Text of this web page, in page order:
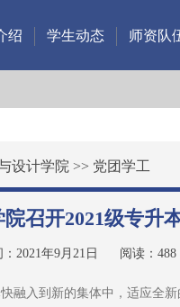
绍 学生动态 师资队
设计学院 >> 党团学工
召开2021级专升
2021年9月21日 阅读： 488
融入到新的集体中，适应全